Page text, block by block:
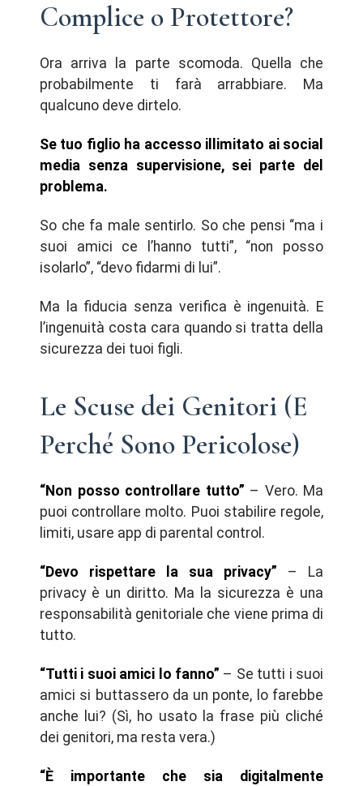
Complice o Protettore?
Ora arriva la parte scomoda. Quella che
probabilmente ti farà arrabbiare. Ma
qualcuno deve dirtelo.
Se tuo figlio ha accesso illimitato ai social
media senza supervisione, sei parte del
problema.
So che fa male sentirlo. So che pensi “ma i
suoi amici ce l’hanno tutti”, “non posso
isolarlo”, “devo fidarmi di lui”.
Ma la fiducia senza verifica è ingenuità. E
l’ingenuità costa cara quando si tratta della
sicurezza dei tuoi figli.
Le Scuse dei Genitori (E
Perché Sono Pericolose)
“Non posso controllare tutto” – Vero. Ma
puoi controllare molto. Puoi stabilire regole,
limiti, usare app di parental control.
“Devo rispettare la sua privacy” – La
privacy è un diritto. Ma la sicurezza è una
responsabilità genitoriale che viene prima di
tutto.
“Tutti i suoi amici lo fanno” – Se tutti i suoi
amici si buttassero da un ponte, lo farebbe
anche lui? (Sì, ho usato la frase più cliché
dei genitori, ma resta vera.)
“È importante che sia digitalmente